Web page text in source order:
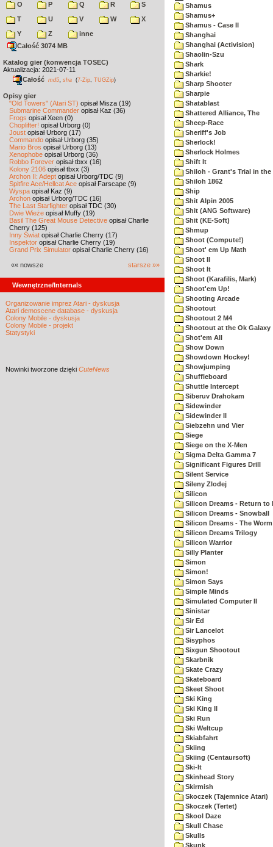
O
P Q R
S
T
U V W
X
Y
Z
inne
Całość 3074 MB
Katalog gier (konwencja TOSEC)
Aktualizacja: 2021-07-11
Całość md5 sha (7-Zip TUGZip)
Opisy gier
"Old Towers" (Atari ST) opisał Misza (19)
Submarine Commander opisał Kaz (36)
Frogs opisał Xeen (0)
Choplifter! opisał Urborg (0)
Joust opisał Urborg (17)
Commando opisał Urborg (35)
Mario Bros opisał Urborg (13)
Xenophobe opisał Urborg (36)
Robbo Forever opisał tbxx (16)
Kolony 2106 opisał tbxx (3)
Archon II: Adept opisał Urborg/TDC (9)
Spitfire Ace/Hellcat Ace opisał Farscape (9)
Wyspa opisał Kaz (9)
Archon opisał Urborg/TDC (16)
The Last Starfighter opisał TDC (30)
Dwie Wieże opisał Muffy (19)
Basil The Great Mouse Detective opisał Charlie
Cherry (125)
Inny Świat opisał Charlie Cherry (17)
Inspektor opisał Charlie Cherry (19)
Grand Prix Simulator opisał Charlie Cherry (16)
«« nowsze starsze »»
Wewnętrzne/Internals
Organizowanie imprez Atari - dyskusja
Atari demoscene database - dyskusja
Colony Mobile - dyskusja
Colony Mobile - projekt
Statystyki
Nowinki tworzone dzięki CuteNews
Shamus
Shamus+
Shamus - Case II
Shanghai
Shanghai (Activision)
Shaolin-Szu
Shark
Sharkie!
Sharp Shooter
Sharpie
Shatablast
Shattered Alliance, The
Sheep-Race
Sheriff's Job
Sherlock!
Sherlock Holmes
Shift It
Shiloh - Grant's Trial in the
Shiloh 1862
Ship
Shit Alpin 2005
Shit (ANG Software)
Shit (KE-Soft)
Shmup
Shoot (Compute!)
Shoot' em Up Math
Shoot II
Shoot It
Shoot (Karafilis, Mark)
Shoot'em Up!
Shooting Arcade
Shootout
Shootout 2 M4
Shootout at the Ok Galaxy
Shot'em All
Show Down
Showdown Hockey!
Showjumping
Shuffleboard
Shuttle Intercept
Siberuv Drahokam
Sidewinder
Sidewinder II
Siebzehn und Vier
Siege
Siege on the X-Men
Sigma Delta Gamma 7
Significant Figures Drill
Silent Service
Sileny Zlodej
Silicon
Silicon Dreams - Return to
Silicon Dreams - Snowball
Silicon Dreams - The
Silicon Dreams Trilogy
Silicon Warrior
Silly Planter
Simon
Simon!
Simon Says
Simple Minds
Simulated Computer II
Sinistar
Sir Ed
Sir Lancelot
Sisyphos
Sixgun Shootout
Skarbnik
Skate Crazy
Skateboard
Skeet Shoot
Ski King
Ski King II
Ski Run
Ski Weltcup
Skiabfahrt
Skiing
Skiing (Centaursoft)
Ski-It
Skinhead Story
Skirmish
Skoczek (Tajemnice Atari)
Skoczek (Tertet)
Skool Daze
Skull Chase
Skulls
Skunk